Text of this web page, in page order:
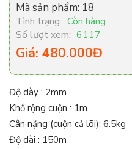
Mã sản phẩm: 18
Tình trạng: Còn hàng
Số lượt xem: 6117
Giá: 480.000Đ
Độ dày : 2mm
Khổ rộng cuộn : 1m
Cân nặng (cuộn cả lõi): 6.5kg
Độ dài : 150m